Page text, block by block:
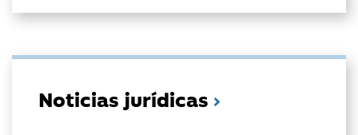
Noticias jurídicas